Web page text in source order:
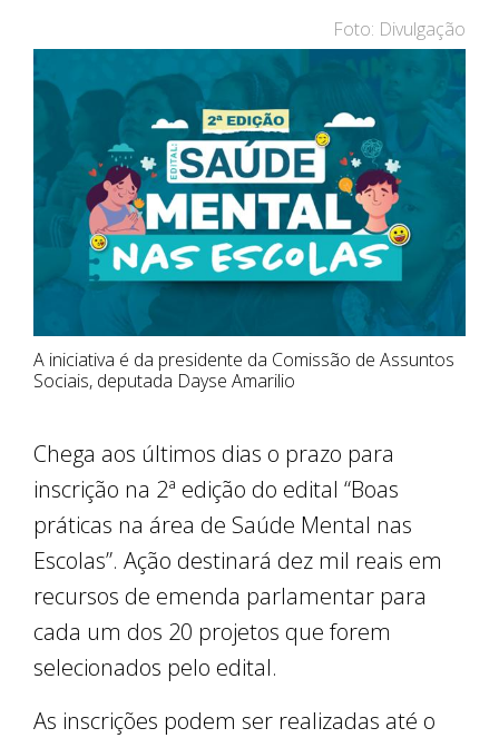
Foto: Divulgação
A iniciativa é da presidente da Comissão de Assuntos
Sociais, deputada Dayse Amarilio
Chega aos últimos dias o prazo para
inscrição na 2ª edição do edital “Boas
práticas na área de Saúde Mental nas
Escolas”. Ação destinará dez mil reais em
recursos de emenda parlamentar para
cada um dos 20 projetos que forem
selecionados pelo edital.
As inscrições podem ser realizadas até o